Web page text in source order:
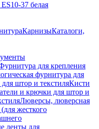
37 белая
КарнизыКаталоги,
для крепления
фурнитура для
для штор и текстиляКисти
и крючки для штор и
Люверсы, люверсная
жесткого
ленты для